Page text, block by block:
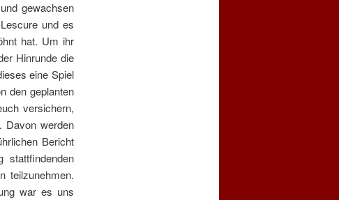
gewachsen
und es
hat. Um ihr
Hinrunde die
eine Spiel
den geplanten
versichern,
Davon werden
Bericht
teilzunehmen.
war es uns